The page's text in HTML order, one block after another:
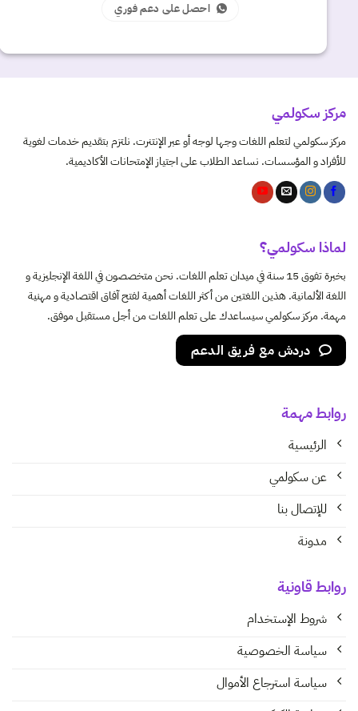
احصل على دعم فوري
مركز سكولمي
مركز سكولمي لتعلم اللغات وجها لوجه أو عبر الإنتنرت. نلتزم بتقديم خدمات لغوية
للأفراد و المؤسسات. نساعد الطلاب على اجتياز الإمتحانات الأكاديمية.
روابط مهمة
الرئيسية
عن سكولمي
للإتصال بنا
مدونة
روابط قاونية
شروط الإستخدام
سياسة الخصوصية
سياسة استرجاع الأموال
لماذا سكولمي؟
بخبرة تفوق 15 سنة في ميدان تعلم اللغات. نحن متخصصون في اللغة الإنجليزية و
اللغة الألمانية. هذين اللغتين من أكثر اللغات أهمية لفتح آفاق اقتصادية و مهنية
مهمة. مركز سكولمي سيساعدك على تعلم اللغات من أجل مستقبل موفق.
دردش مع فريق الدعم